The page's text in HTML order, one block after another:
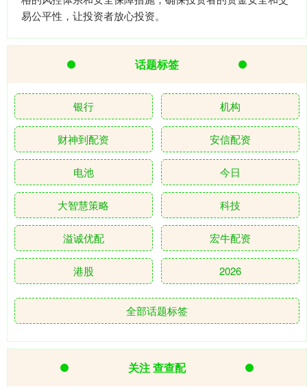
易公平性，让投资者放心投资。
话题标签
银行 机构
财神到配资 安信配资
电池 今日
大智慧策略 科技
溢诚优配 宏牛配资
港股 2026
全部话题标签
关注 查查配